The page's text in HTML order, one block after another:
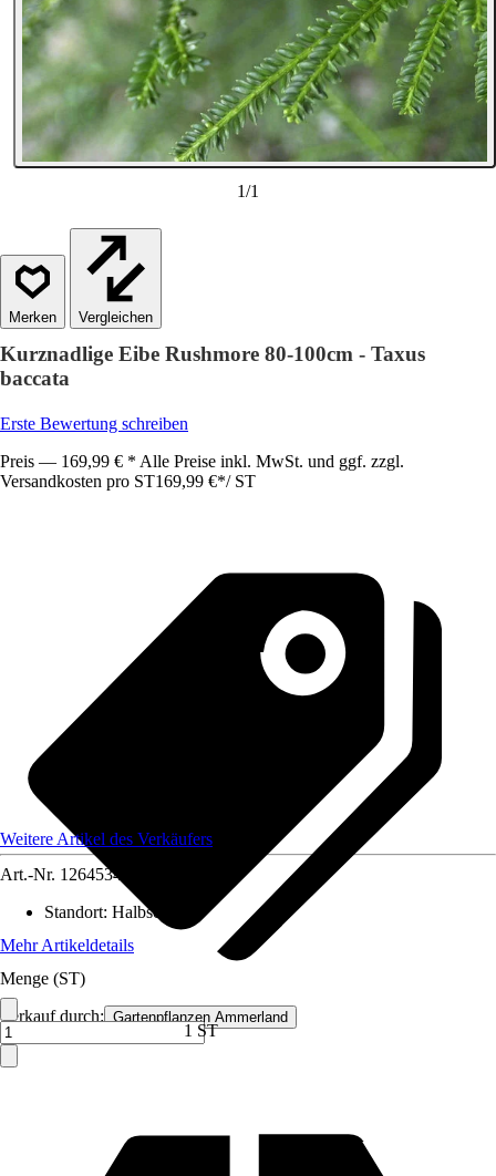
1/1
Vergleichen
Kurznadlige Eibe Rushmore 80-100cm - Taxus
baccata
Erste Bewertung schreiben
Preis — 169,99 € * Alle Preise inkl. MwSt. und ggf. zzgl.
Versandkosten pro ST169,99 €*/ ST
Verkauf durch: Gartenpflanzen Ammerland
Weitere Artikel des Verkäufers
Art.-Nr. 12645343
Standort: Halbschatten
Mehr Artikeldetails
Menge (ST)
1 ST